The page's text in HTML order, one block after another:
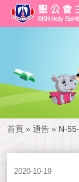
首頁 » 通告 » N-
2020-10-19